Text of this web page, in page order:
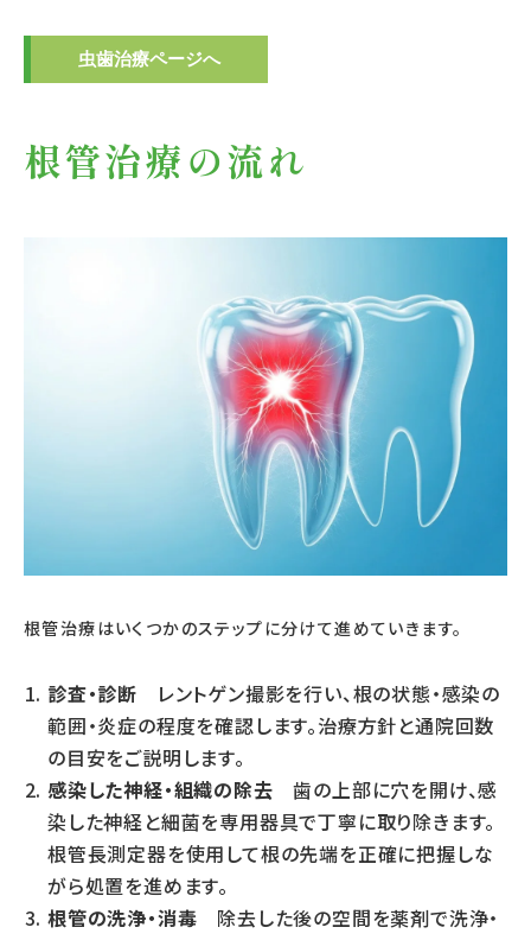
虫歯治療ページへ
根管治療の流れ
根管治療はいくつかのステップに分けて進めていきます。
診査・診断 レントゲン撮影を行い、根の状態・感染の
範囲・炎症の程度を確認します。治療方針と通院回数
の目安をご説明します。
感染した神経・組織の除去 歯の上部に穴を開け、感
染した神経と細菌を専用器具で丁寧に取り除きます。
根管長測定器を使用して根の先端を正確に把握しな
がら処置を進めます。
根管の洗浄・消毒 除去した後の空間を薬剤で洗浄・